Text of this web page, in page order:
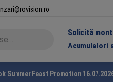
Solicită
Acumulatori
Summer Feast Promotion